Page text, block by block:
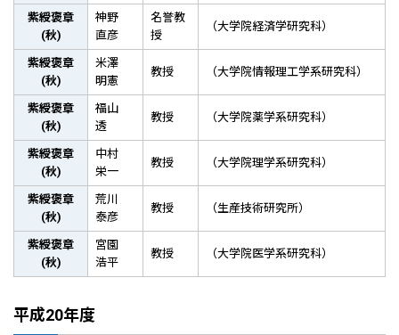
紫綬褒章
(秋)
神野
直彦
名誉教
授
（大学院経済学研究科）
紫綬褒章
(秋)
米澤
明憲
教授 （大学院情報理工学系研究科）
紫綬褒章
(秋)
福山
透
教授 （大学院薬学系研究科）
紫綬褒章
(秋)
中村
栄一
教授 （大学院理学系研究科）
紫綬褒章
(秋)
荒川
泰彦
教授 （生産技術研究所）
紫綬褒章
(秋)
宮園
浩平
教授 （大学院医学系研究科）
平成20年度